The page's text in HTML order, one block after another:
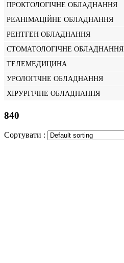
ПРОКТОЛОГІЧНЕ ОБЛАДНАННЯ
РЕАНІМАЦІЙНЕ ОБЛАДНАННЯ
РЕНТГЕН ОБЛАДНАННЯ
СТОМАТОЛОГІЧНЕ ОБЛАДНАННЯ
ТЕЛЕМЕДИЦИНА
УРОЛОГІЧНЕ ОБЛАДНАННЯ
ХІРУРГІЧНЕ ОБЛАДНАННЯ
840
Сортувати :